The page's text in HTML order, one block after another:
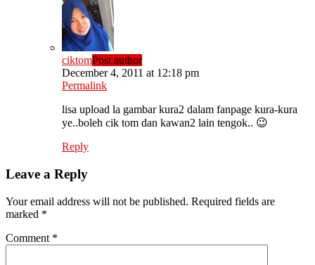
ciktomPost author
December 4, 2011 at 12:18 pm
Permalink
lisa upload la gambar kura2 dalam fanpage kura-kura
ye..boleh cik tom dan kawan2 lain tengok.. 😉
Reply
Leave a Reply
Your email address will not be published. Required fields are
marked *
Comment *